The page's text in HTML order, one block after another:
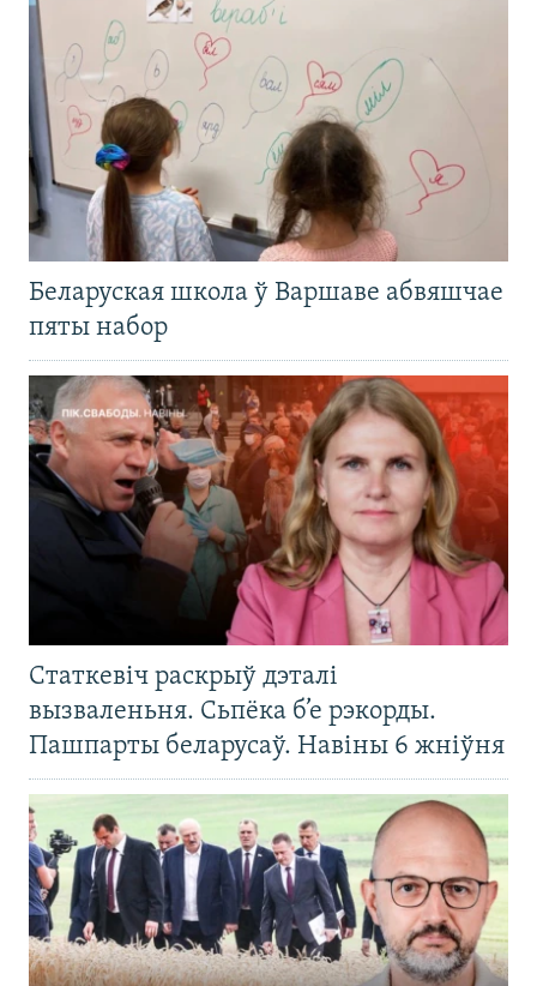
Беларуская школа ў Варшаве абвяшчае
пяты набор
Статкевіч раскрыў дэталі
вызваленьня. Сьпёка б’е рэкорды.
Пашпарты беларусаў. Навіны 6 жніўня